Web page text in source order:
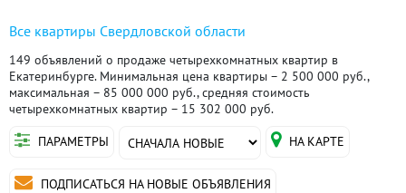
Все квартиры Свердловской области
149 объявлений о продаже четырехкомнатных квартир в
Екатеринбурге. Минимальная цена квартиры – 2 500 000 руб.,
максимальная – 85 000 000 руб., средняя стоимость
четырехкомнатных квартир – 15 302 000 руб.
ПАРАМЕТРЫ
НА КАРТЕ
ПОДПИСАТЬСЯ НА НОВЫЕ ОБЪЯВЛЕНИЯ